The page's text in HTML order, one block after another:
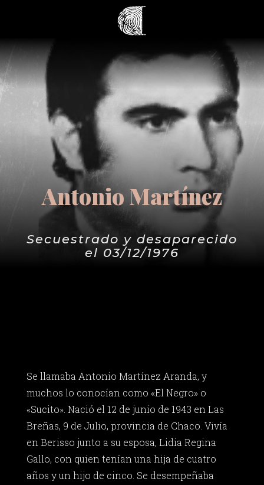
Antonio Martínez
Secuestrado y desaparecido
el 03/12/1976
Se llamaba Antonio Martínez Aranda, y
muchos lo conocían como «El Negro» o
«Sucito». Nació el 12 de junio de 1943 en Las
Breñas, 9 de Julio, provincia de Chaco. Vivía
en Berisso junto a su esposa, Lidia Regina
Gallo, con quien tenían una hija de cuatro
años y un hijo de cinco. Se desempeñaba